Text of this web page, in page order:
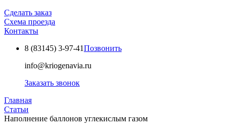
Сделать заказ
Схема проезда
Контакты
8 (83145) 3-97-41Позвонить
info@kriogenavia.ru
Заказать звонок
Главная
Статьи
Наполнение баллонов углекислым газом